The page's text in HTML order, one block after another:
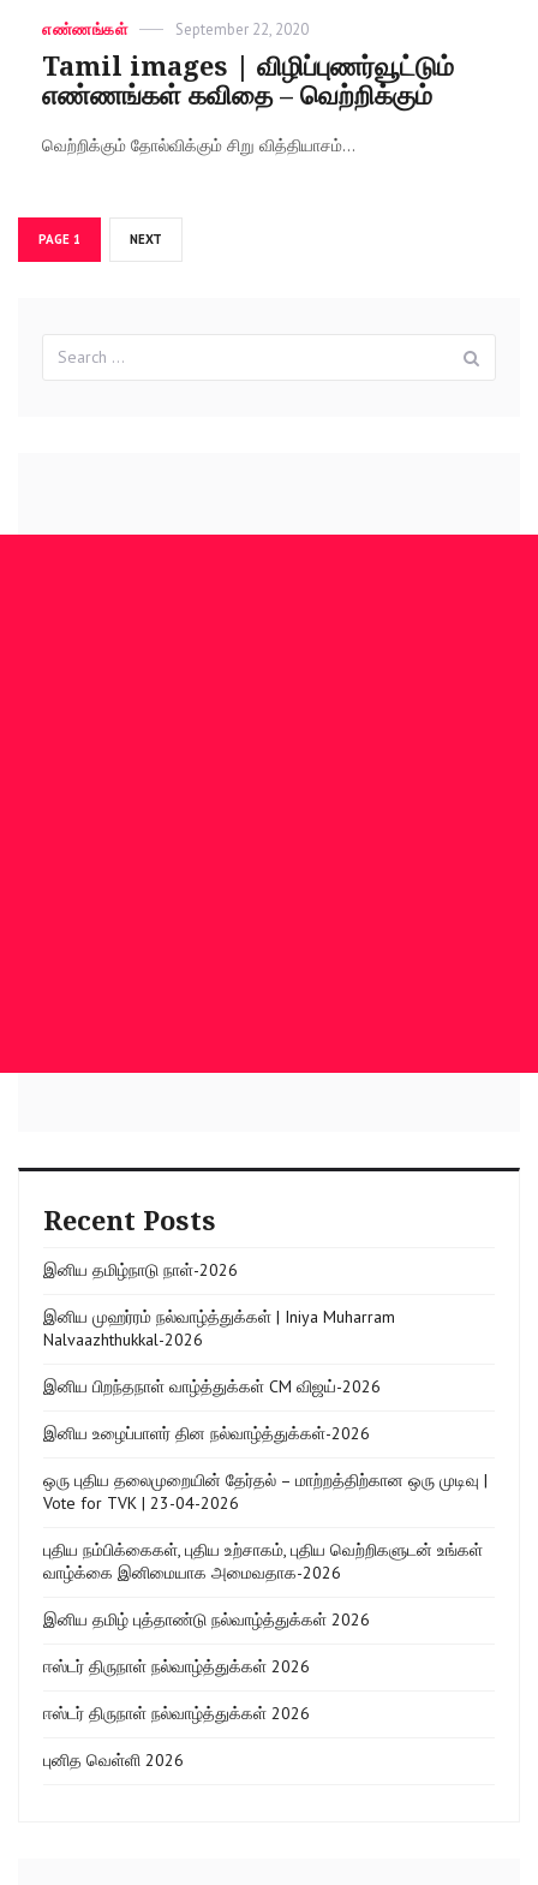
Categories
எண்ணங்கள்
Posted
September 22, 2020
Tamil images | விழிப்புணர்வூட்டும்
எண்ணங்கள் கவிதை – வெற்றிக்கும்
வெற்றிக்கும் தோல்விக்கும் சிறு வித்தியாசம்...
Posts
navigation
PAGE 1 NEXT
for:
Recent Posts
இனிய தமிழ்நாடு நாள்-2026
இனிய முஹர்ரம் நல்வாழ்த்துக்கள் | Iniya Muharram
Nalvaazhthukkal-2026
இனிய பிறந்தநாள் வாழ்த்துக்கள் CM விஜய்-2026
இனிய உழைப்பாளர் தின நல்வாழ்த்துக்கள்-2026
ஒரு புதிய தலைமுறையின் தேர்தல் – மாற்றத்திற்கான ஒரு முடிவு |
Vote for TVK | 23-04-2026
புதிய நம்பிக்கைகள், புதிய உற்சாகம், புதிய வெற்றிகளுடன் உங்கள்
வாழ்க்கை இனிமையாக அமைவதாக-2026
இனிய தமிழ் புத்தாண்டு நல்வாழ்த்துக்கள் 2026
ஈஸ்டர் திருநாள் நல்வாழ்த்துக்கள் 2026
ஈஸ்டர் திருநாள் நல்வாழ்த்துக்கள் 2026
புனித வெள்ளி 2026